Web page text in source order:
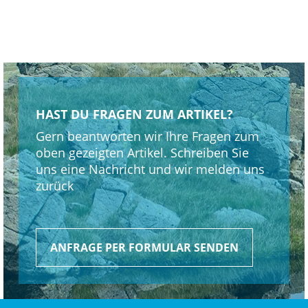
die Leistung auf 750 Watt erhöht werden. Das neue
Bosch CX E-System ist jetzt noch leichter, leiser und
leistungsstärker und unterstützt dich auf deinen
herausforderndsten Abenteuern mit natürlichem
Vortrieb.
Enorme Reichweite für epische Rides
Boschs neuer, 800 Wh starker Akku stellt sicher, dass
deine aufregendsten Abenteuer nicht vorzeitig enden
müssen, während die leichtere Akkuoption mit 600 Wh
Kapazität das Gesamtgewicht des Bikes senkt und ein
wendigeres Handling ermöglicht.
Individualisiere dein Bike
HAST DU FRAGEN ZUM ARTIKEL?
Gern beantworten wir Ihre Fragen zum
oben gezeigten Artikel. Schreiben Sie
uns eine Nachricht und wir melden uns
zurück
ANFRAGE PER FORMULAR SENDEN